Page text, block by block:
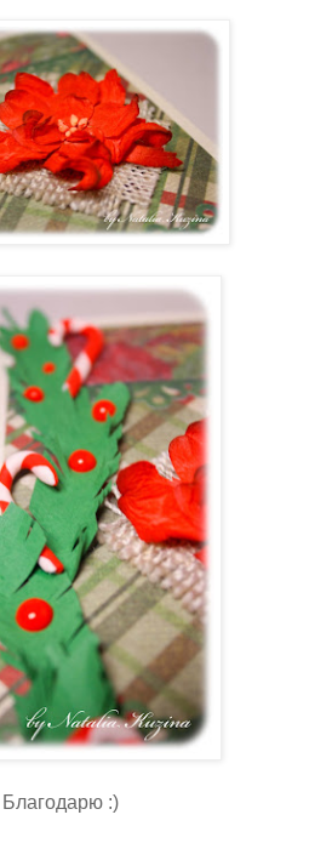
Благодарю :)